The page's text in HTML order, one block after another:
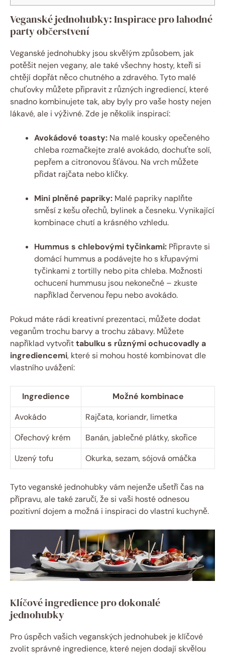
Veganské jednohubky: Inspirace pro lahodné
party občerstvení
Veganské jednohubky jsou skvělým způsobem, jak
potěšit nejen vegany, ale také všechny hosty, kteří si
chtějí dopřát něco chutného a zdravého. Tyto malé
chuťovky můžete připravit z různých ingrediencí, které
snadno kombinujete tak, aby byly pro vaše hosty nejen
lákavé, ale i výživné. Zde je několik inspirací:
Avokádové toasty: Na malé kousky opečeného
chleba rozmačkejte zralé avokádo, dochuťte solí,
pepřem a citronovou šťávou. Na vrch můžete
přidat rajčata nebo klíčky.
Mini plněné papriky: Malé papriky naplňte
směsí z kešu ořechů, bylinek a česneku. Vynikající
kombinace chutí a krásného vzhledu.
Hummus s chlebovými tyčinkami: Připravte si
domácí hummus a podávejte ho s křupavými
tyčinkami z tortilly nebo pita chleba. Možnosti
ochucení hummusu jsou nekonečné – zkuste
například červenou řepu nebo avokádo.
Pokud máte rádi kreativní prezentaci, můžete dodat
veganům trochu barvy a trochu zábavy. Můžete
například vytvořittabulku s různými ochucovadly a
ingrediencemi, které si mohou hosté kombinovat dle
vlastního uvážení:
Ingredience
Možné kombinace
Avokádo
Rajčata, koriandr, limetka
Ořechový krém
Banán, jablečné plátky, skořice
Uzený tofu
Okurka, sezam, sójová omáčka
Tyto veganské jednohubky vám nejenže ušetří čas na
přípravu, ale také zaručí, že si vaši hosté odnesou
pozitivní dojem a možná i inspiraci do vlastní kuchyně.
Klíčové ingredience pro dokonalé
jednohubky
Pro úspěch vašich veganských jednohubek je klíčové
zvolit správné ingredience, které nejen dodají skvělou